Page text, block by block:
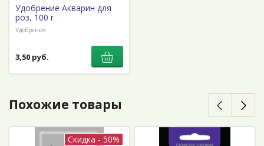
Удобрение Акварин для
роз, 100 г
Удобрения
3,50 руб.
Похожие товары
Скидка - 50%